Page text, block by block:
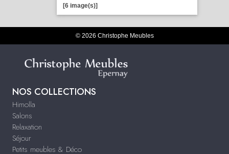
[6 image(s)]
© 2026 Christophe Meubles
NOS COLLECTIONS
Himolla
Salons
Relaxation
Séjour
Petits meubles & Déco